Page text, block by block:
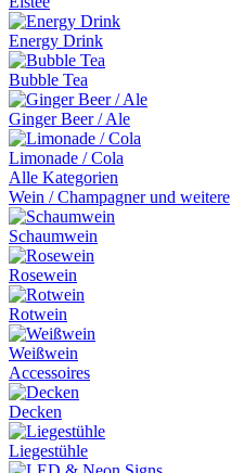
Energy Drink
Bubble Tea
Ginger Beer / Ale
Limonade / Cola
Alle Kategorien
Wein / Champagner und weitere
Schaumwein
Rosewein
Rotwein
Weißwein
Accessoires
Decken
Liegestühle